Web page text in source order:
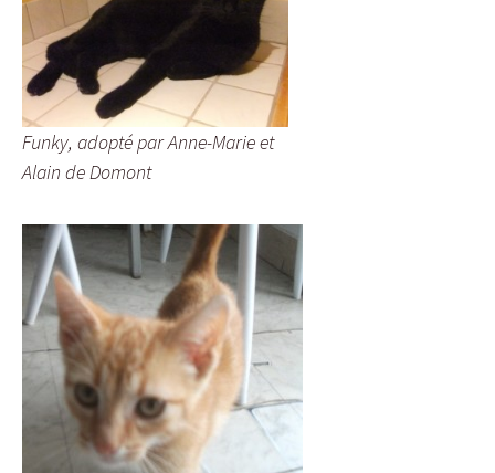
Funky, adopté par Anne-Marie et
Alain de Domont